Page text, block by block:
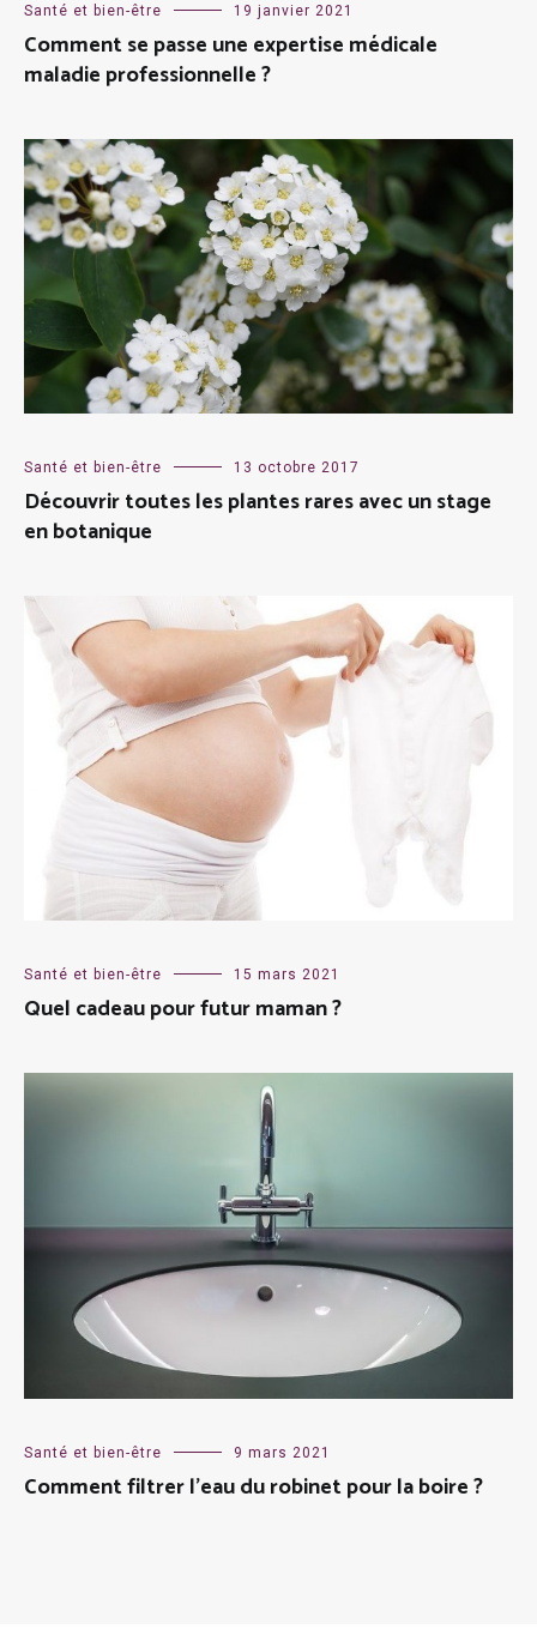
Santé et bien-être 19 janvier 2021
Comment se passe une expertise médicale
maladie professionnelle ?
Santé et bien-être 13 octobre 2017
Découvrir toutes les plantes rares avec un stage
en botanique
Santé et bien-être 15 mars 2021
Quel cadeau pour futur maman ?
Santé et bien-être 9 mars 2021
Comment filtrer l’eau du robinet pour la boire ?